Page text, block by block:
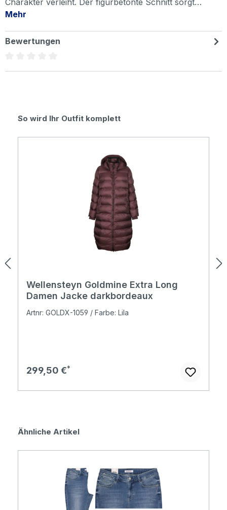
Charakter verleiht. Der figurbetonte Schnitt sorgt…
Mehr
Bewertungen
Produktgalerie überspringen
So wird Ihr Outfit komplett
Wellensteyn Goldmine Extra Long
Damen Jacke darkbordeaux
Artnr: GOLDX-1059 / Farbe: Lila
Regulärer Preis:
299,50 €
Produktgalerie überspringen
Ähnliche Artikel